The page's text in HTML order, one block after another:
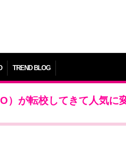
TREND BLOG
）が転校してきて人気に